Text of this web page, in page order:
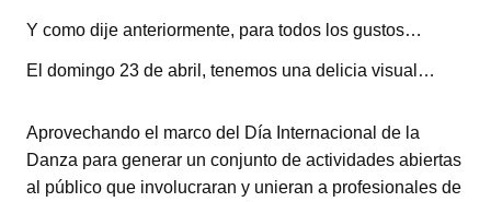
Y como dije anteriormente, para todos los gustos…
El domingo 23 de abril, tenemos una delicia visual…
Aprovechando el marco del Día Internacional de la
Danza para generar un conjunto de actividades abiertas
al público que involucraran y unieran a profesionales de